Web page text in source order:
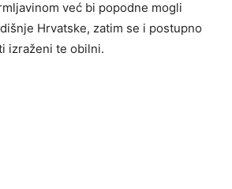
već bi popodne mogli
Hrvatske, zatim se i postupno
izraženi te obilni.